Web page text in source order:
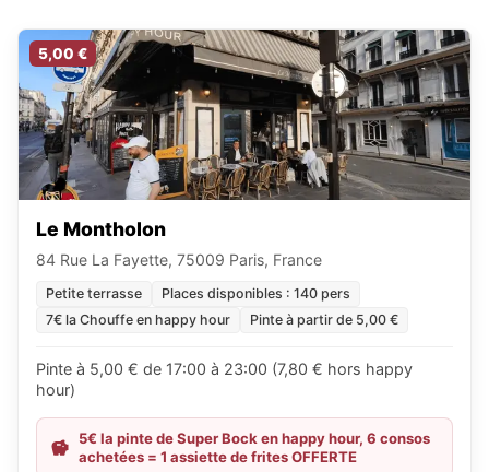
5,00 €
Le Montholon
84 Rue La Fayette, 75009 Paris, France
Petite terrasse
Places disponibles : 140 pers
7€ la Chouffe en happy hour
Pinte à partir de 5,00 €
Pinte à 5,00 € de 17:00 à 23:00 (7,80 € hors happy
hour)
5€ la pinte de Super Bock en happy hour, 6 consos
achetées = 1 assiette de frites OFFERTE